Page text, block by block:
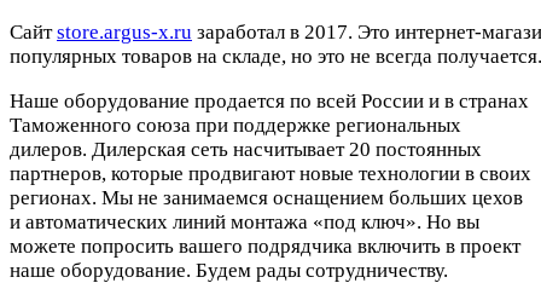
Cайтstore.argus-x.ru заработал в 2017. Это интернет-
популярных товаров на складе, но это не всегда
Наше оборудование продается по всей России и в странах
Таможенного союза при поддержке региональных
дилеров. Дилерская сеть насчитывает 20 постоянных
партнеров, которые продвигают новые технологии в своих
регионах. Мы не занимаемся оснащением больших цехов
и автоматических линий монтажа «под ключ». Но вы
можете попросить вашего подрядчика включить в проект
наше оборудование. Будем рады сотрудничеству.